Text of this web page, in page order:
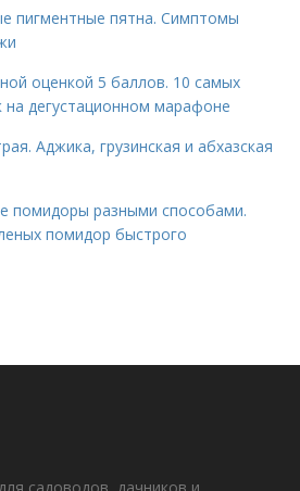
пигментные пятна. Симптомы
оценкой 5 баллов. 10 самых
на дегустационном марафоне
Аджика, грузинская и абхазская
помидоры разными способами.
помидор быстрого